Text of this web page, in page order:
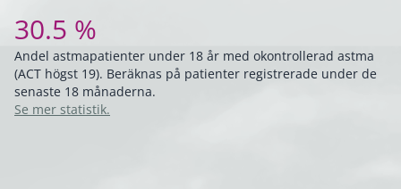
30.5 %
Andel astmapatienter under 18 år med okontrollerad astma
(ACT högst 19). Beräknas på patienter registrerade under de
senaste 18 månaderna.
Se mer statistik.